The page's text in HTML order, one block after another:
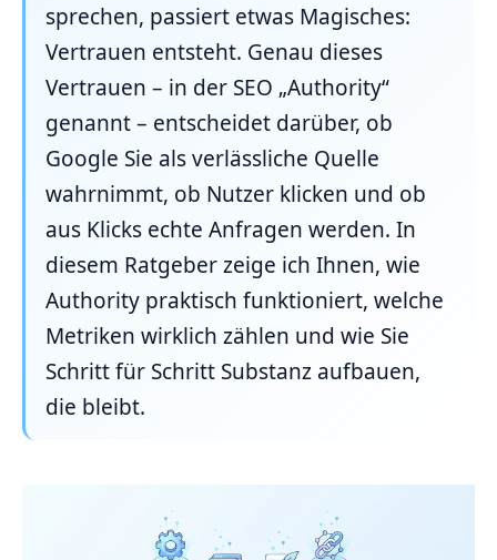
sprechen, passiert etwas Magisches:
Vertrauen entsteht. Genau dieses
Vertrauen – in der SEO „Authority“
genannt – entscheidet darüber, ob
Google Sie als verlässliche Quelle
wahrnimmt, ob Nutzer klicken und ob
aus Klicks echte Anfragen werden. In
diesem Ratgeber zeige ich Ihnen, wie
Authority praktisch funktioniert, welche
Metriken wirklich zählen und wie Sie
Schritt für Schritt Substanz aufbauen,
die bleibt.